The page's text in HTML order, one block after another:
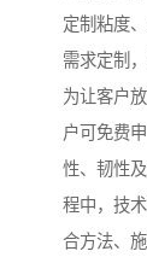
定制粘度
需求定制
为让客户
户可免费
性、韧性
程中，技
合方法、